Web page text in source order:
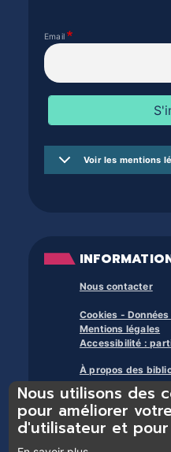
Email
Voir les mentions
Nous contacter
Cookies -
Mentions légales
Accessibilité :
À propos des
Nous utilisons des
pour améliorer
d'utilisateur et